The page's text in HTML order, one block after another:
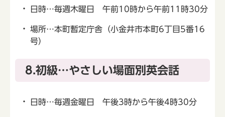
日時…毎週木曜日 午前10時から午前11時30分
場所…本町暫定庁舎（小金井市本町6丁目5番16
号）
8.初級…やさしい場面別英会話
日時…毎週金曜日 午後3時から午後4時30分